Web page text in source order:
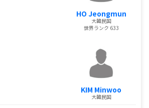
HO Jeongmun
大韓民国
世界ランク 633
KIM Minwoo
大韓民国